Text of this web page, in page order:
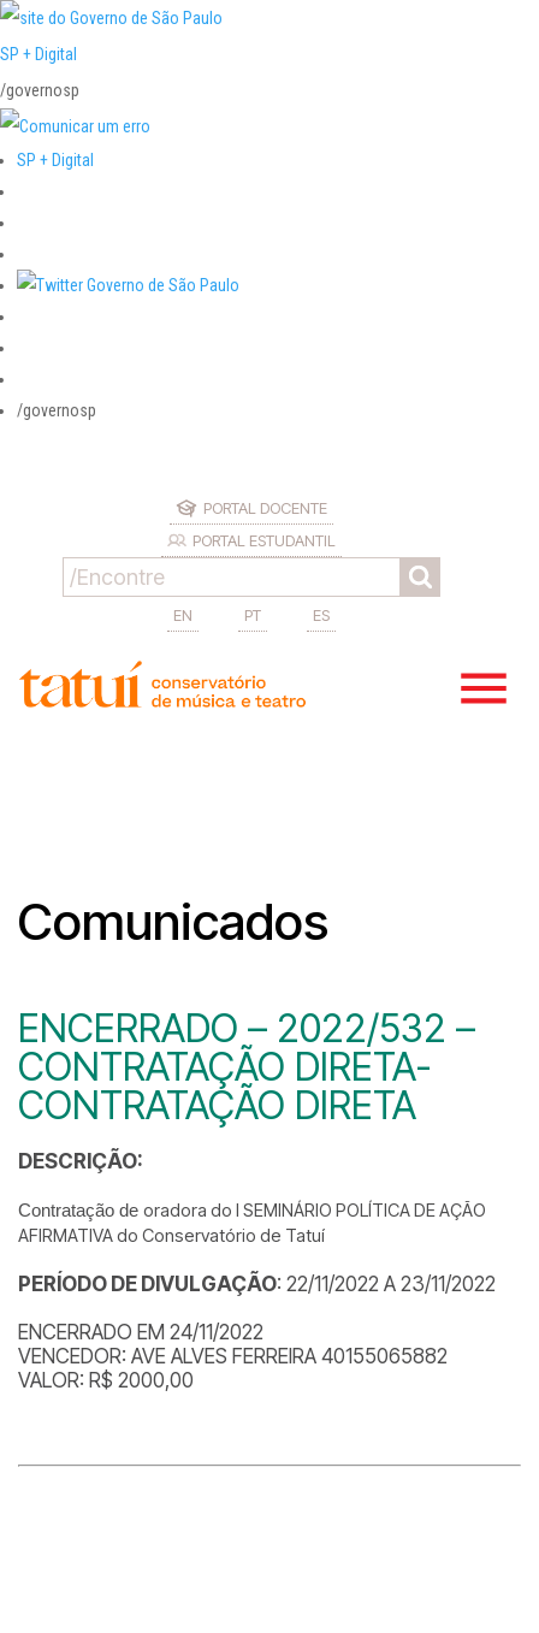
SP + Digital
/governosp
SP + Digital
/governosp
PORTAL DOCENTE
PORTAL ESTUDANTIL
EN PT ES
Comunicados
ENCERRADO – 2022/532 –
CONTRATAÇÃO DIRETA-
CONTRATAÇÃO DIRETA
DESCRIÇÃO:
Contratação de oradora do I SEMINÁRIO POLÍTICA DE AÇÃO
AFIRMATIVA do Conservatório de Tatuí
PERÍODO DE DIVULGAÇÃO: 22/11/2022 A 23/11/2022
ENCERRADO EM 24/11/2022
VENCEDOR: AVE ALVES FERREIRA 40155065882
VALOR: R$ 2000,00